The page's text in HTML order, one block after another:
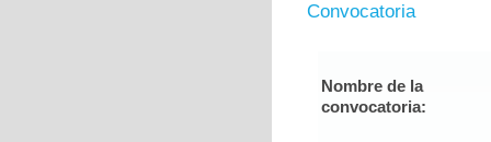
Convocatoria
Nombre de la
convocatoria: